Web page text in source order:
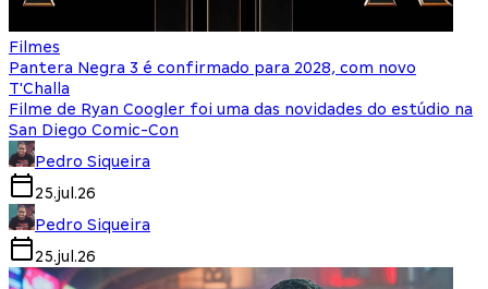
Filmes
Pantera Negra 3 é confirmado para 2028, com novo
T'Challa
Filme de Ryan Coogler foi uma das novidades do estúdio na
San Diego Comic-Con
Pedro Siqueira
25.jul.26
Pedro Siqueira
25.jul.26